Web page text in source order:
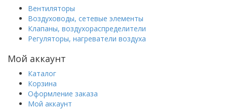
Вентиляторы
Воздуховоды, сетевые элементы
Клапаны, воздухораспределители
Регуляторы, нагреватели воздуха
Мой аккаунт
Каталог
Корзина
Оформление заказа
Мой аккаунт